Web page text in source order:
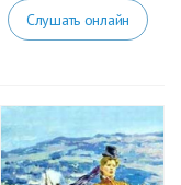
Слушать онлайн